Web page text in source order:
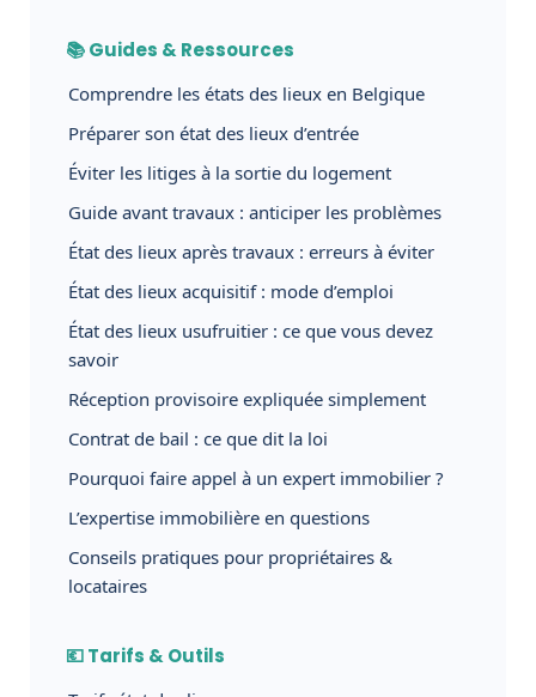
📚 Guides & Ressources
Comprendre les états des lieux en Belgique
Préparer son état des lieux d’entrée
Éviter les litiges à la sortie du logement
Guide avant travaux : anticiper les problèmes
État des lieux après travaux : erreurs à éviter
État des lieux acquisitif : mode d’emploi
État des lieux usufruitier : ce que vous devez
savoir
Réception provisoire expliquée simplement
Contrat de bail : ce que dit la loi
Pourquoi faire appel à un expert immobilier ?
L’expertise immobilière en questions
Conseils pratiques pour propriétaires &
locataires
💶 Tarifs & Outils